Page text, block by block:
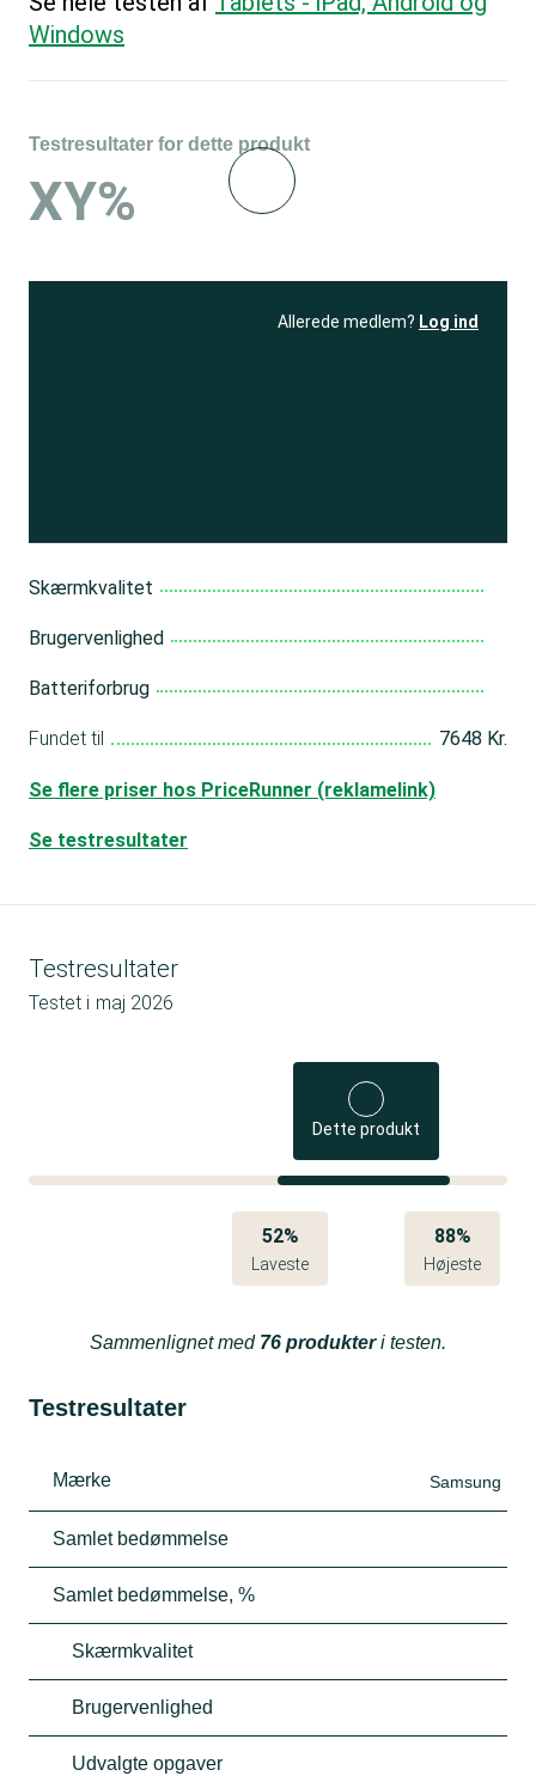
Windows
Testresultater for dette produkt
XY%
Allerede medlem? Log ind
Skærmkvalitet
Brugervenlighed
Batteriforbrug
Fundet til 7648 Kr.
Se flere priser hos PriceRunner (reklamelink)
Se testresultater
Testresultater
Testet i maj 2026
Dette produkt
52%
Laveste
88%
Højeste
Sammenlignet med 76 produkteri testen.
Testresultater
Mærke Samsung
Samlet bedømmelse
Samlet bedømmelse, %
Skærmkvalitet
Brugervenlighed
Udvalgte opgaver